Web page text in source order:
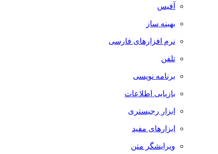
آفیس
بهینه ساز
نرم افزارهای فارسی
تلفن
برنامه نویسی
بازیابی اطلاعات
ابزار رجیستری
ابزارهای مفید
ویرایشگر متن